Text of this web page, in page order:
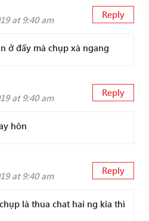
at 9:40 am
Reply
ở đấy mà chụp xà ngang
at 9:40 am
Reply
hôn
at 9:40 am
Reply
là thua chat hai ng kia thì